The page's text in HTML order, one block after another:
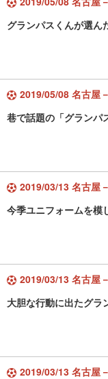
グランパスくんが選
2019/05/08 名古屋
巷で話題の「グラン
2019/03/13 名古屋
今季ユニフォームを模
2019/03/13 名古屋
大胆な行動に出たグラ
2019/03/13 名古屋